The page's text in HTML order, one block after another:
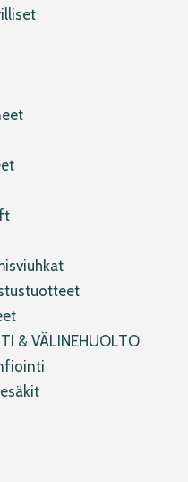
& VÄLINEHUOLTO